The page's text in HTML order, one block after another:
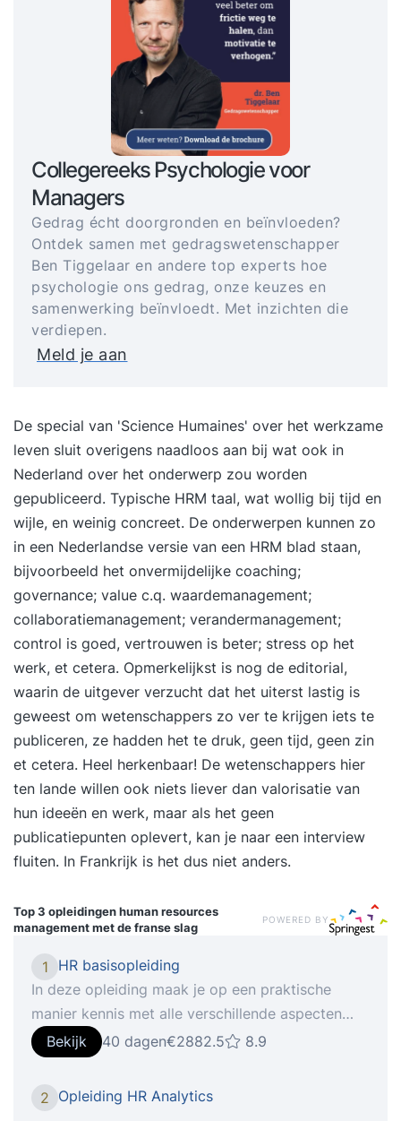
Collegereeks Psychologie voor
Managers
Gedrag écht doorgronden en beïnvloeden?
Ontdek samen met gedragswetenschapper
Ben Tiggelaar en andere top experts hoe
psychologie ons gedrag, onze keuzes en
samenwerking beïnvloedt. Met inzichten die
verdiepen.
Meld je aan
De special van 'Science Humaines' over het werkzame
leven sluit overigens naadloos aan bij wat ook in
Nederland over het onderwerp zou worden
gepubliceerd. Typische HRM taal, wat wollig bij tijd en
wijle, en weinig concreet. De onderwerpen kunnen zo
in een Nederlandse versie van een HRM blad staan,
bijvoorbeeld het onvermijdelijke coaching;
governance; value c.q. waardemanagement;
collaboratiemanagement; verandermanagement;
control is goed, vertrouwen is beter; stress op het
werk, et cetera. Opmerkelijkst is nog de editorial,
waarin de uitgever verzucht dat het uiterst lastig is
geweest om wetenschappers zo ver te krijgen iets te
publiceren, ze hadden het te druk, geen tijd, geen zin
et cetera. Heel herkenbaar! De wetenschappers hier
ten lande willen ook niets liever dan valorisatie van
hun ideeën en werk, maar als het geen
publicatiepunten oplevert, kan je naar een interview
fluiten. In Frankrijk is het dus niet anders.
Top 3 opleidingenhuman resources
management met de franse slag
POWERED BY
1
HR basisopleiding
In deze opleiding maak je op een praktische
manier kennis met alle verschillende aspecten
van personeel en organisatie, waardoor je je
verder ontwikkelt in je carrière. Het succes van
organisaties wordt bepaald door de mensen die
er werken. Daar speelt de afdeling HRM,
Bekijk 40 dagen€2882.5 8.9
2 Opleiding HR Analytics